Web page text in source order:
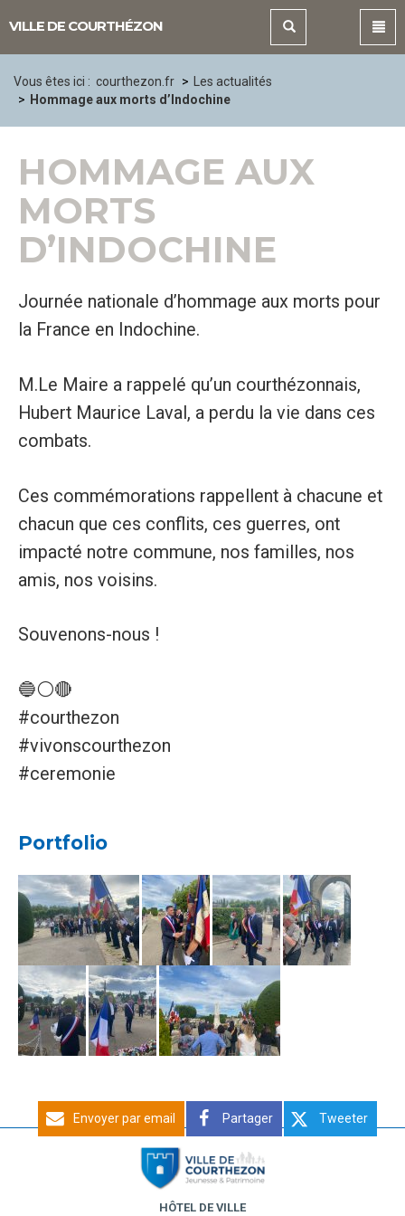
VILLE DE COURTHÉZON
Vous êtes ici : courthezon.fr
Les actualités
Hommage aux morts d’Indochine
HOMMAGE AUX
MORTS
D’INDOCHINE
Journée nationale d’hommage aux morts pour
la France en Indochine.
M.Le Maire a rappelé qu’un courthézonnais,
Hubert Maurice Laval, a perdu la vie dans ces
combats.
Ces commémorations rappellent à chacune et
chacun que ces conflits, ces guerres, ont
impacté notre commune, nos familles, nos
amis, nos voisins.
Souvenons-nous !
🔵⚪️🔴
#courthezon
#vivonscourthezon
#ceremonie
Portfolio
Envoyer par email Partager Tweeter
HÔTEL DE VILLE